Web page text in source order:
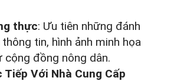
thực: Ưu tiên những đánh
tin, hình ảnh minh họa
cộng đồng nông dân.
Tiếp Với Nhà Cung Cấp